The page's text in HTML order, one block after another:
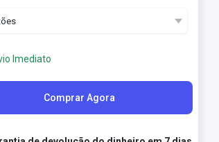
Imediato
Comprar Agora